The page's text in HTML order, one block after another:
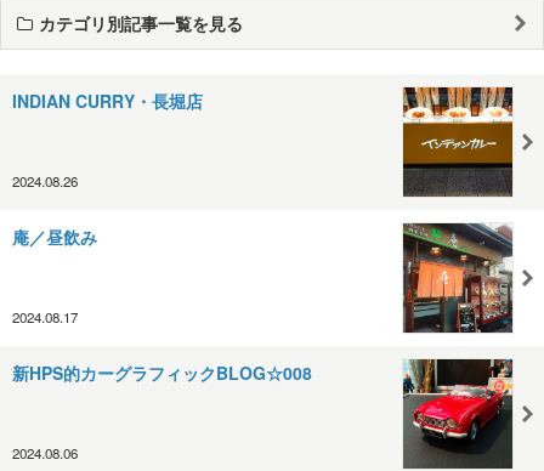
カテゴリ別記事一覧を見る
INDIAN CURRY・長堀店
2024.08.26
庵／昼飲み
2024.08.17
新HPS的カーグラフィックBLOG☆008
2024.08.06